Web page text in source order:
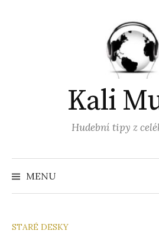
Kali
Hudební tipy z
MENU
STARÉ DESKY